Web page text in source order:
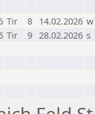
Tir 8 14.02.2026 w
Tir 9 28.02.2026 s